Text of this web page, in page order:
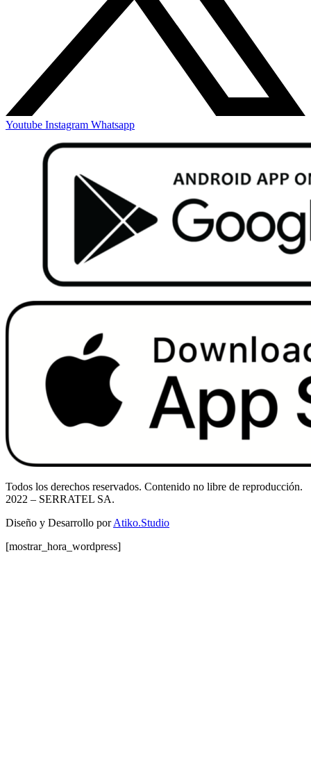
Youtube Instagram Whatsapp
Todos los derechos reservados. Contenido no libre de reproducción.
2022 – SERRATEL SA.
Diseño y Desarrollo porAtiko.Studio
[mostrar_hora_wordpress]